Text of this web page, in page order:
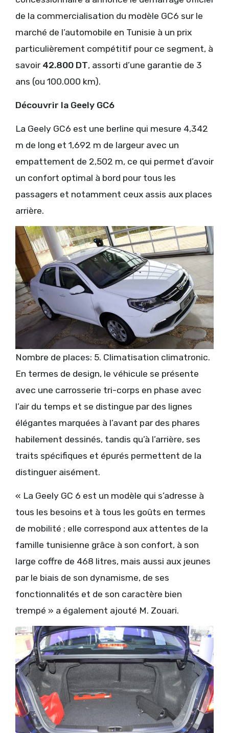
de la commercialisation du modèle GC6 sur le
marché de l’automobile en Tunisie à un prix
particulièrement compétitif pour ce segment, à
savoir 42.800 DT, assorti d’une garantie de 3
ans (ou 100.000 km).
Découvrir la Geely GC6
La Geely GC6 est une berline qui mesure 4,342
m de long et 1,692 m de largeur avec un
empattement de 2,502 m, ce qui permet d’avoir
un confort optimal à bord pour tous les
passagers et notamment ceux assis aux places
arrière.
Nombre de places: 5. Climatisation climatronic.
En termes de design, le véhicule se présente
avec une carrosserie tri-corps en phase avec
l’air du temps et se distingue par des lignes
élégantes marquées à l’avant par des phares
habilement dessinés, tandis qu’à l’arrière, ses
traits spécifiques et épurés permettent de la
distinguer aisément.
« La Geely GC 6 est un modèle qui s’adresse à
tous les besoins et à tous les goûts en termes
de mobilité ; elle correspond aux attentes de la
famille tunisienne grâce à son confort, à son
large coffre de 468 litres, mais aussi aux jeunes
par le biais de son dynamisme, de ses
fonctionnalités et de son caractère bien
trempé » a également ajouté M. Zouari.